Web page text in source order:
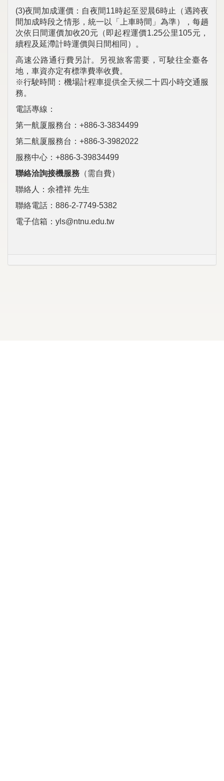
(3)夜間加成運價：自夜間11時起至翌晨6時止（遇跨夜
間加成時段之情形，統一以「上車時間」為準），每趟
次依日間運價加收20元（即起程運價1.25公里105元，
續程及延滯計時運價與日間相同）。
高速公路通行費另計。另視旅客需要，可駛往全臺各
地，車資亦定有標準費率收費。
※行駛時間：機場計程車提供全天候二十四小時交通服
務。
電話專線：
第一航厦服務台： +886-3-3834499
第二航厦服務台：+886-3-3982022
服務中心： +886-3-39834499
聯絡洽詢接機服務 （需自費）
聯絡人：余禮祥 先生
聯絡電話：886-2-7749-5382
電子信箱：yls@ntnu.edu.tw